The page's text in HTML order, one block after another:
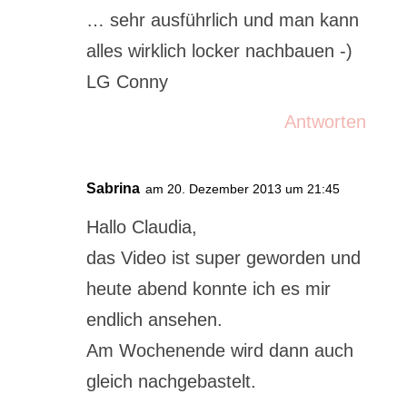
… sehr ausführlich und man kann
alles wirklich locker nachbauen -)
LG Conny
Antworten
Sabrina am 20. Dezember 2013 um 21:45
Hallo Claudia,
das Video ist super geworden und
heute abend konnte ich es mir
endlich ansehen.
Am Wochenende wird dann auch
gleich nachgebastelt.